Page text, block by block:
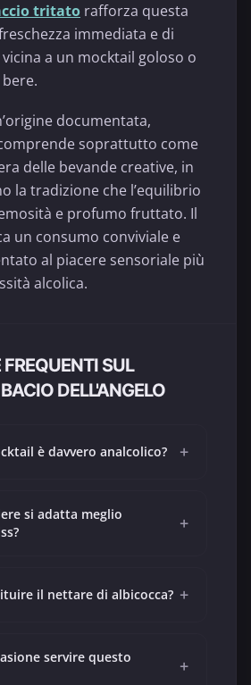
tritato rafforza questa
immediata e di
a un mocktail goloso o
documentata,
comprende soprattutto come
delle bevande creative, in
la tradizione che l’equilibrio
e profumo fruttato. Il
un consumo conviviale e
al piacere sensoriale più
alcolica.
SUL
DELL'ANGELO
è davvero analcolico? +
si adatta meglio
+
il nettare di albicocca? +
servire questo
+